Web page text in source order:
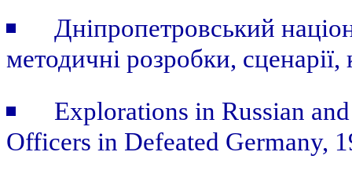
Дніпропетровський
методичні розробки,
Explorations in Russian
Officers in Defeated Germany,